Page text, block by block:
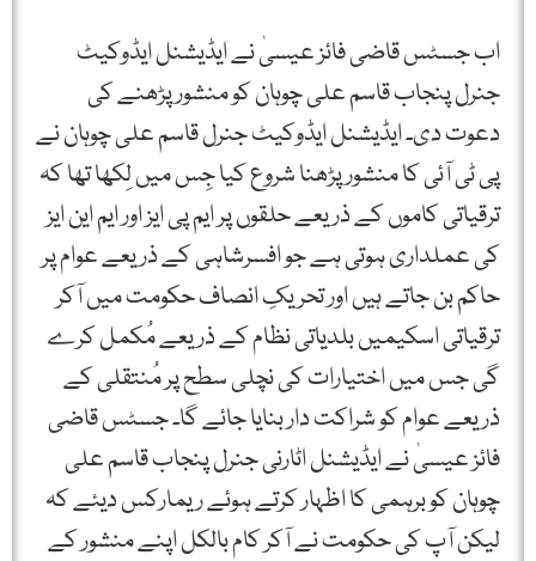
اب جسٹس قاضی فائز عیسیٰ نے ایڈیشنل ایڈوکیٹ
جنرل پنجاب قاسم علی چوہان کو منشور پڑھنے کی
دعوت دی۔ ایڈیشنل ایڈوکیٹ جنرل قاسم علی چوہان نے
پی ٹی آئی کا منشور پڑھنا شروع کیا جِس میں لِکھا تھا کہ
ترقیاتی کاموں کے ذریعے حلقوں پر ایم پی ایز اور ایم این ایز
کی عملداری ہوتی ہے جو افسرشاہی کے ذریعے عوام پر
حاکم بن جاتے ہیں اور تحریکِ انصاف حکومت میں آکر
ترقیاتی اسکیمیں بلدیاتی نظام کے ذریعے مُکمل کرے
گی جس میں اختیارات کی نچلی سطح پر مُنتقلی کے
ذریعے عوام کو شراکت دار بنایا جائے گا۔ جسٹس قاضی
فائز عیسیٰ نے ایڈیشنل اٹارنی جنرل پنجاب قاسم علی
چوہان کو برہمی کا اظہار کرتے ہوئے ریمارکس دیئے کہ
لیکن آپ کی حکومت نے آکر کام بالکل اپنے منشور کے